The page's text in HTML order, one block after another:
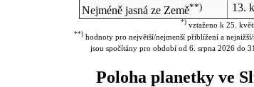
Nejméně jasná ze Země**) 13.
*)vztaženo k 25.
**) hodnoty pro největší/nejmenší přiblížení a
jsou spočítány pro období od 6. srpna 2026 do
Poloha planetky ve